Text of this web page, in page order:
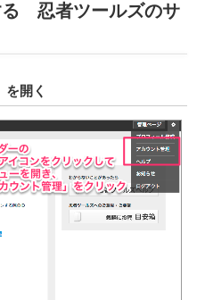
る 忍者ツールズのサ
を開く